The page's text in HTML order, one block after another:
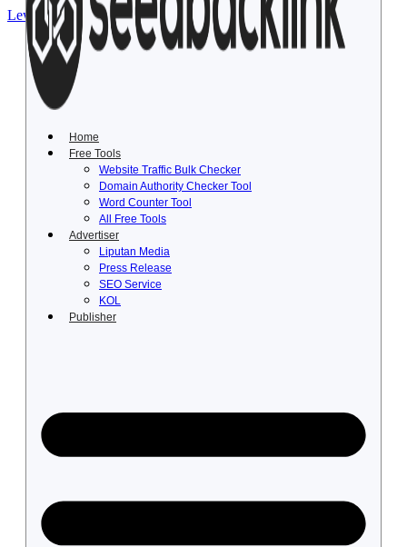
Lewati ke konten
Home
Free Tools
Website Traffic Bulk Checker
Domain Authority Checker Tool
Word Counter Tool
All Free Tools
Advertiser
Liputan Media
Press Release
SEO Service
KOL
Publisher